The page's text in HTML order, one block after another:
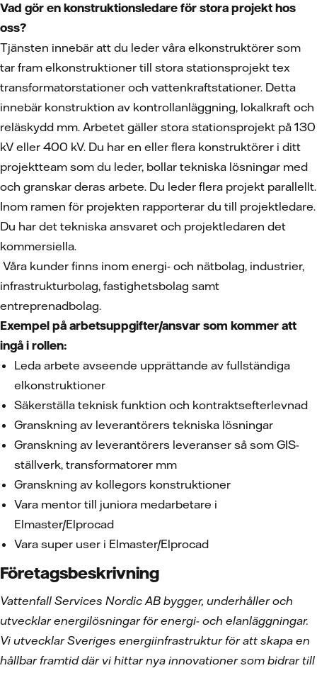
Vad gör en konstruktionsledare för stora projekt hos
oss?
Tjänsten innebär att du leder våra elkonstruktörer som
tar fram elkonstruktioner till stora stationsprojekt tex
transformatorstationer och vattenkraftstationer. Detta
innebär konstruktion av kontrollanläggning, lokalkraft och
reläskydd mm. Arbetet gäller stora stationsprojekt på 130
kV eller 400 kV. Du har en eller flera konstruktörer i ditt
projektteam som du leder, bollar tekniska lösningar med
och granskar deras arbete. Du leder flera projekt parallellt.
Inom ramen för projekten rapporterar du till projektledare.
Du har det tekniska ansvaret och projektledaren det
kommersiella.
Våra kunder finns inom energi- och nätbolag, industrier,
infrastrukturbolag, fastighetsbolag samt
entreprenadbolag.
Exempel på arbetsuppgifter/ansvar som kommer att
ingå i rollen:
Leda arbete avseende upprättande av fullständiga
elkonstruktioner
Säkerställa teknisk funktion och kontraktsefterlevnad
Granskning av leverantörers tekniska lösningar
Granskning av leverantörers leveranser så som GIS-
ställverk, transformatorer mm
Granskning av kollegors konstruktioner
Vara mentor till juniora medarbetare i
Elmaster/Elprocad
Vara super user i Elmaster/Elprocad
Företagsbeskrivning
Vattenfall Services Nordic AB bygger, underhåller och
utvecklar energilösningar för energi- och elanläggningar.
Vi utvecklar Sveriges energiinfrastruktur för att skapa en
hållbar framtid där vi hittar nya innovationer som bidrar till